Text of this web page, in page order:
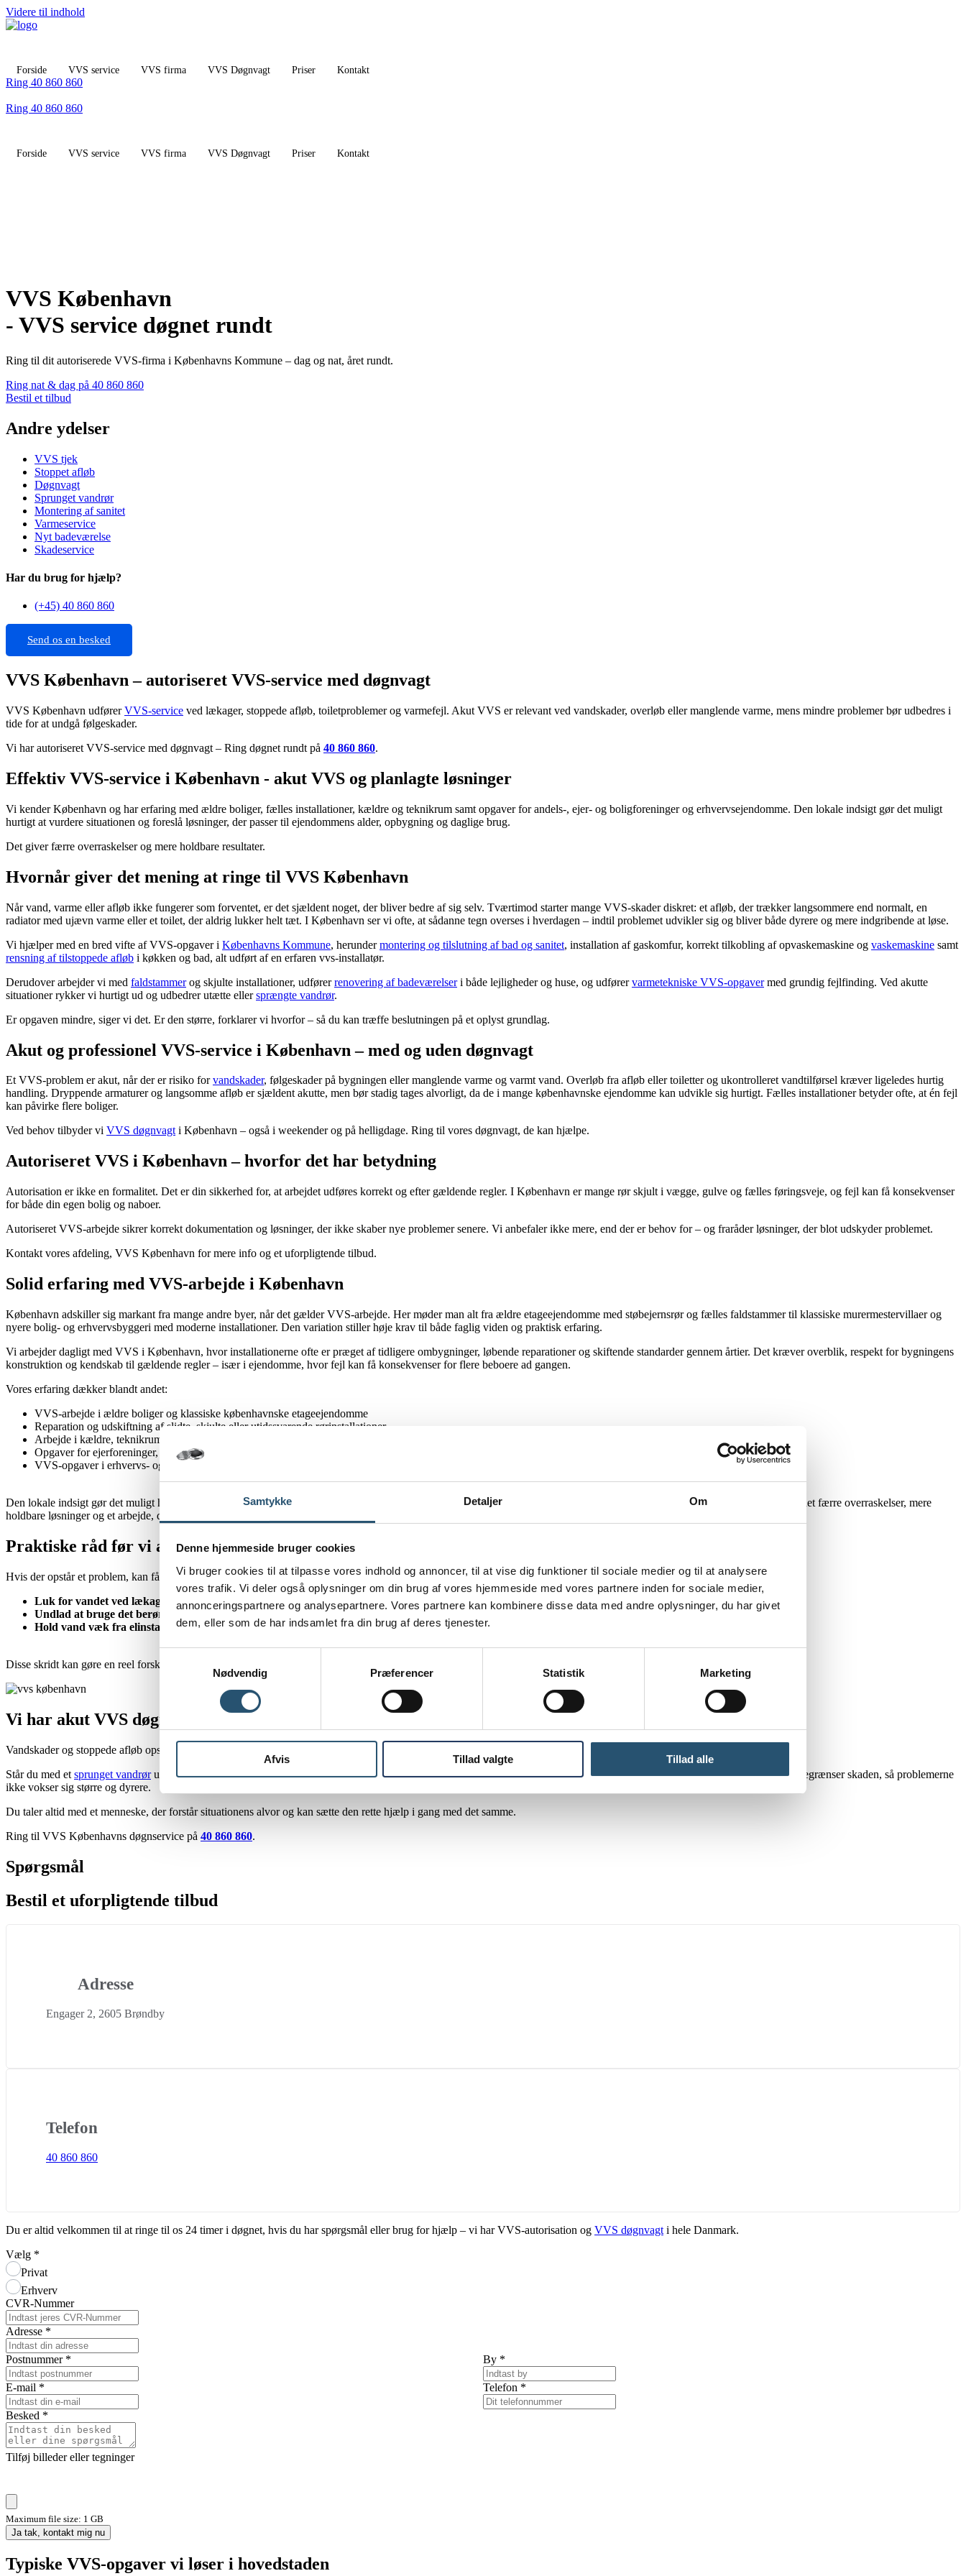
Samtykke Detaljer Om
Denne hjemmeside bruger cookies
Vi bruger cookies til at tilpasse vores indhold og annoncer, til at vise dig funktioner til sociale medier og til at analysere
vores trafik. Vi deler også oplysninger om din brug af vores hjemmeside med vores partnere inden for sociale medier,
annonceringspartnere og analysepartnere. Vores partnere kan kombinere disse data med andre oplysninger, du har givet
dem, eller som de har indsamlet fra din brug af deres tjenester.
Nødvendig
Præferencer Statistik Marketing
Afvis Tillad valgte Tillad alle
Videre til indhold
Forside VVS service VVS firma VVS Døgnvagt Priser Kontakt
Ring 40 860 860
Ring 40 860 860
Forside VVS service VVS firma VVS Døgnvagt Priser Kontakt
VVS København
- VVS service døgnet rundt
Ring til dit autoriserede VVS-firma i Københavns Kommune – dag og nat, året rundt.
Ring nat & dag på 40 860 860
Bestil et tilbud
Andre ydelser
VVS tjek
Stoppet afløb
Døgnvagt
Sprunget vandrør
Montering af sanitet
Varmeservice
Nyt badeværelse
Skadeservice
Har du brug for hjælp?
(+45) 40 860 860
Send os en besked
VVS København – autoriseret VVS-service med døgnvagt
VVS København udførerVVS-service ved lækager, stoppede afløb, toiletproblemer og varmefejl. Akut VVS er relevant ved vandskader, overløb eller manglende varme, mens mindre problemer bør udbedres i
tide for at undgå følgeskader.
Vi har autoriseret VVS-service med døgnvagt – Ring døgnet rundt på 40 860 860.
Effektiv VVS-service i København - akut VVS og planlagte løsninger
Vi kender København og har erfaring med ældre boliger, fælles installationer, kældre og teknikrum samt opgaver for andels-, ejer- og boligforeninger og erhvervsejendomme. Den lokale indsigt gør det muligt
hurtigt at vurdere situationen og foreslå løsninger, der passer til ejendommens alder, opbygning og daglige brug.
Det giver færre overraskelser og mere holdbare resultater.
Hvornår giver det mening at ringe til VVS København
Når vand, varme eller afløb ikke fungerer som forventet, er det sjældent noget, der bliver bedre af sig selv. Tværtimod starter mange VVS-skader diskret: et afløb, der trækker langsommere end normalt, en
radiator med ujævn varme eller et toilet, der aldrig lukker helt tæt. I København ser vi ofte, at sådanne tegn overses i hverdagen – indtil problemet udvikler sig og bliver både dyrere og mere indgribende at løse.
Vi hjælper med en bred vifte af VVS-opgaver i Københavns Kommune, herundermontering og tilslutning af bad og sanitet, installation af gaskomfur, korrekt tilkobling af opvaskemaskine og vaskemaskine samt
rensning af tilstoppede afløb i køkken og bad, alt udført af en erfaren vvs-installatør.
Derudover arbejder vi med faldstammerog skjulte installationer, udførerrenovering af badeværelseri både lejligheder og huse, og udførervarmetekniske VVS-opgavermed grundig fejlfinding. Ved akutte
situationer rykker vi hurtigt ud og udbedrer utætte ellersprængte vandrør.
Er opgaven mindre, siger vi det. Er den større, forklarer vi hvorfor – så du kan træffe beslutningen på et oplyst grundlag.
Akut og professionel VVS-service i København – med og uden døgnvagt
Et VVS-problem er akut, når der er risiko forvandskader, følgeskader på bygningen eller manglende varme og varmt vand. Overløb fra afløb eller toiletter og ukontrolleret vandtilførsel kræver ligeledes hurtig
handling. Dryppende armaturer og langsomme afløb er sjældent akutte, men bør stadig tages alvorligt, da de i mange københavnske ejendomme kan udvikle sig hurtigt. Fælles installationer betyder ofte, at én fejl
kan påvirke flere boliger.
Ved behov tilbyder vi VVS døgnvagti København – også i weekender og på helligdage. Ring til vores døgnvagt, de kan hjælpe.
Autoriseret VVS i København – hvorfor det har betydning
Autorisation er ikke en formalitet. Det er din sikkerhed for, at arbejdet udføres korrekt og efter gældende regler. I København er mange rør skjult i vægge, gulve og fælles føringsveje, og fejl kan få konsekvenser
for både din egen bolig og naboer.
Autoriseret VVS-arbejde sikrer korrekt dokumentation og løsninger, der ikke skaber nye problemer senere. Vi anbefaler ikke mere, end der er behov for – og fraråder løsninger, der blot udskyder problemet.
Kontakt vores afdeling, VVS København for mere info og et uforpligtende tilbud.
Solid erfaring med VVS-arbejde i København
København adskiller sig markant fra mange andre byer, når det gælder VVS-arbejde. Her møder man alt fra ældre etageejendomme med støbejernsrør og fælles faldstammer til klassiske murermestervillaer og
nyere bolig- og erhvervsbyggeri med moderne installationer. Den variation stiller høje krav til både faglig viden og praktisk erfaring.
Vi arbejder dagligt med VVS i København, hvor installationerne ofte er præget af tidligere ombygninger, løbende reparationer og skiftende standarder gennem årtier. Det kræver overblik, respekt for bygningens
konstruktion og kendskab til gældende regler – især i ejendomme, hvor fejl kan få konsekvenser for flere beboere ad gangen.
Vores erfaring dækker blandt andet:
VVS-arbejde i ældre boliger og klassiske københavnske etageejendomme
Reparation og udskiftning af slidte, skjulte eller utidssvarende rørinstallationer
Arbejde i kældre, teknikrum og fælles installationer
Opgaver for ejerforeninger, andelsforeninger og boligforeninger
VVS-opgaver i erhvervs- og kontorejendomme med driftshensyn
Den lokale indsigt gør det muligt hurtigt at vurdere situationen og foreslå løsninger, der tager hensyn til ejendommens alder, opbygning og daglige anvendelse. I praksis betyder det færre overraskelser, mere
holdbare løsninger og et arbejde, der passer ind i bygningens eksisterende rammer.
Praktiske råd før vi ankommer
Hvis der opstår et problem, kan få enkle tiltag begrænse skaden:
Luk for vandet ved lækage.
Undlad at bruge det berørte afløb eller toilet.
Hold vand væk fra elinstallationer, i tilfælde sluk for strømmen.
Disse skridt kan gøre en reel forskel, indtil vi er fremme på din adresse.
Vi har akut VVS døgnvagt i København
Vandskader og stoppede afløb opstår sjældent på belejlige tidspunkter. Derfor tilbyder vi
Står du med et sprunget vandrørunder gulvet, et utæt rør i køkkenet eller et toilet, der er stoppet helt til, kan dukontakte osvi kommer med det samme. Vi rykker hurtigt ud og begrænser skaden, så problemerne
ikke vokser sig større og dyrere.
Du taler altid med et menneske, der forstår situationens alvor og kan sætte den rette hjælp i gang med det samme.
Ring til VVS Københavns døgnservice på 40 860 860.
Spørgsmål
Bestil et uforpligtende tilbud
Adresse
Engager 2, 2605 Brøndby
Telefon
40 860 860
Du er altid velkommen til at ringe til os 24 timer i døgnet, hvis du har spørgsmål eller brug for hjælp – vi har VVS-autorisation og VVS døgnvagt i hele Danmark.
Vælg *
Privat
Erhverv
CVR-Nummer
Adresse *
Postnummer * By *
E-mail * Telefon *
Besked *
Tilføj billeder eller tegninger
Maximum file size: 1 GB
Ja tak, kontakt mig nu
Typiske VVS-opgaver vi løser i hovedstaden